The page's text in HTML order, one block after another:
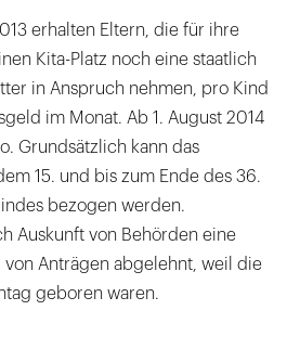
erhalten Eltern, die für ihre
Kita-Platz noch eine staatlich
in Anspruch nehmen, pro Kind
im Monat. Ab 1. August 2014
Grundsätzlich kann das
15. und bis zum Ende des 36.
bezogen werden.
Auskunft von Behörden eine
von Anträgen abgelehnt, weil die
geboren waren.